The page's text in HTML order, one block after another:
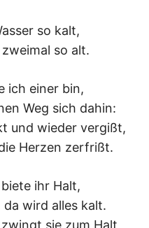
so kalt,
so alt.
ich einer bin,
Weg sich dahin:
und wieder vergißt,
Herzen zerfrißt.
ihr Halt,
wird alles kalt.
sie zum Halt,